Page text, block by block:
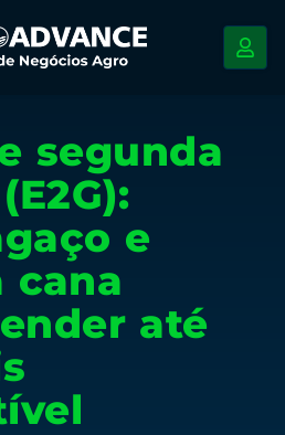
segunda
e
cana
até